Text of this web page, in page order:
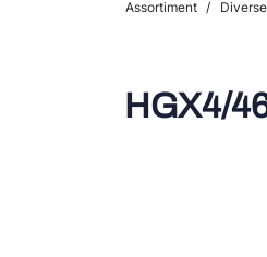
Assortiment /
HGX4/